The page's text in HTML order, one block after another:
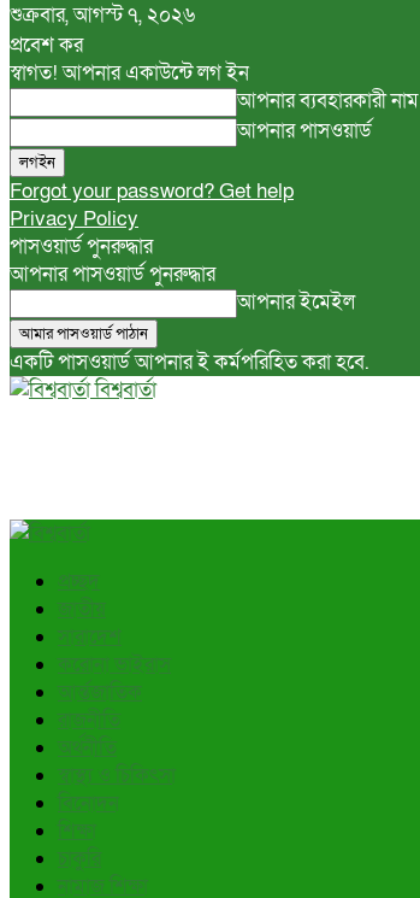
শুক্রবার, আগস্ট ৭, ২০২৬
প্রবেশ কর
স্বাগত! আপনার একাউন্টে লগ ইন
আপনার ব্যবহারকারী নাম
আপনার পাসওয়ার্ড
Forgot your password? Get help
Privacy Policy
পাসওয়ার্ড পুনরুদ্ধার
আপনার পাসওয়ার্ড পুনরুদ্ধার
আপনার ইমেইল
একটি পাসওয়ার্ড আপনার ই কর্মপরিহিত করা হবে.
বিশ্ববার্তা
প্রচ্ছদ
জাতীয়
সারাদেশ
করোনা ভাইরাস
আর্ন্তজাতিক
রাজনীতি
অর্থনীতি
স্বাস্থ্য ও চিকিৎসা
বিনোদন
শিক্ষা
চাকুরি
নামাজ শিক্ষা